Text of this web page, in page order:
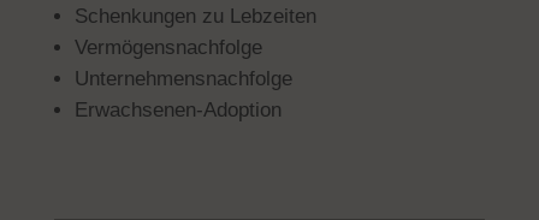
Schenkungen zu Lebzeiten
Vermögensnachfolge
Unternehmensnachfolge
Erwachsenen-Adoption